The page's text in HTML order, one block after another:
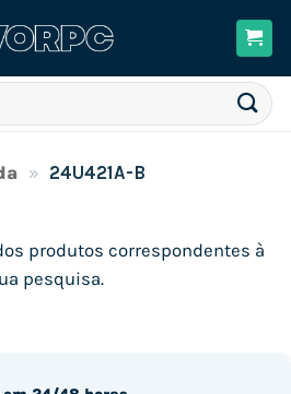
» 24U421A-B
produtos correspondentes à
pesquisa.